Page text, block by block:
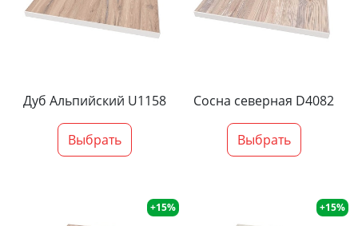
Дуб Альпийский U1158
Выбрать
Сосна северная D4082
Выбрать
+15% +15%